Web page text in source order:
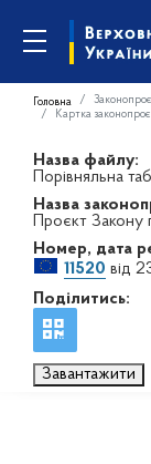
Головна
Картка
Назва файлу:
Порівняльна
Назва
Проєкт Закону
Номер, дата
11520 від
Поділитись:
Завантажити